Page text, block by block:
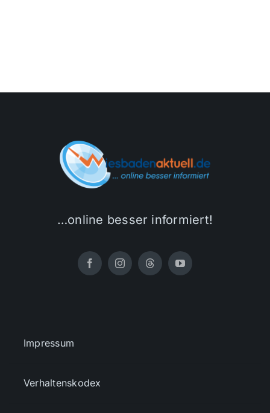
…online besser informiert!
Impressum
Verhaltenskodex